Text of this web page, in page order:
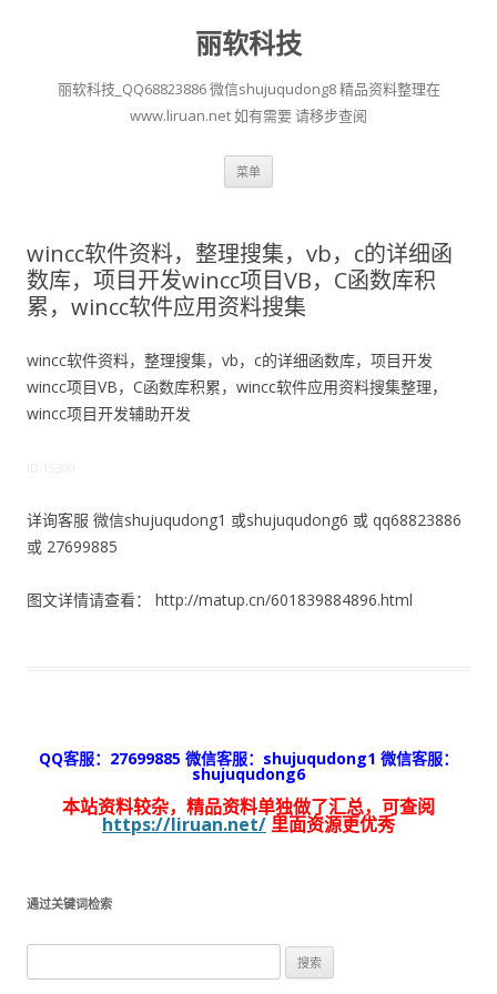
丽软科技
丽软科技_QQ68823886 微信shujuqudong8 精品资料整理在
www.liruan.net 如有需要 请移步查阅
菜单
wincc软件资料，整理搜集，vb，c的详细函
数库，项目开发wincc项目VB，C函数库积
累，wincc软件应用资料搜集
wincc软件资料，整理搜集，vb，c的详细函数库，项目开发
wincc项目VB，C函数库积累，wincc软件应用资料搜集整理，
wincc项目开发辅助开发
ID:15300
详询客服 微信shujuqudong1 或shujuqudong6 或 qq68823886
或 27699885
图文详情请查看： http://matup.cn/601839884896.html
QQ客服：27699885 微信客服：shujuqudong1 微信客服：
shujuqudong6
本站资料较杂，精品资料单独做了汇总，可查阅
https://liruan.net/ 里面资源更优秀
通过关键词检索
索：